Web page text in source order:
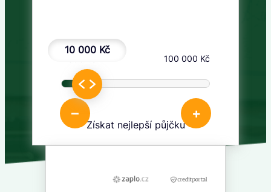
10 000 Kč
– +
100 000 Kč
Získat nejlepší půjčku